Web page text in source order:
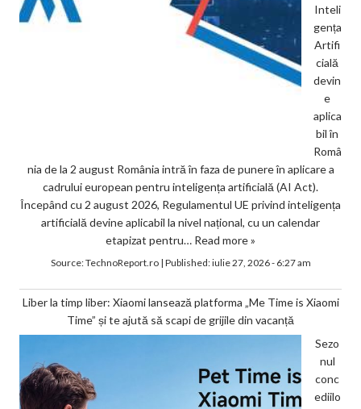
Inteli
gența
Artifi
cială
devin
e
aplica
bil în
Româ
nia de la 2 august România intră în faza de punere în aplicare a
cadrului european pentru inteligența artificială (AI Act).
Începând cu 2 august 2026, Regulamentul UE privind inteligența
artificială devine aplicabil la nivel național, cu un calendar
etapizat pentru… Read more »
Source:TechnoReport.ro| Published:iulie 27, 2026 - 6:27 am
Liber la timp liber: Xiaomi lansează platforma „Me Time is Xiaomi
Time” și te ajută să scapi de grijile din vacanță
Sezo
nul
conc
ediilo